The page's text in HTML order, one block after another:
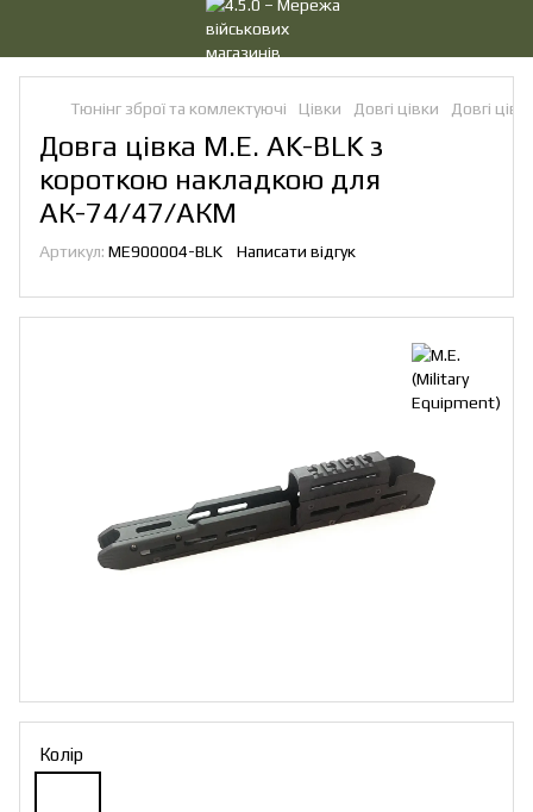
Тюнінг зброї та комлектуючі Цівки Довгі цівки Довгі
Довга цівка M.E. AK-BLK з
короткою накладкою для
АК-74/47/АКМ
Артикул: ME900004-BLK Написати відгук
Колір